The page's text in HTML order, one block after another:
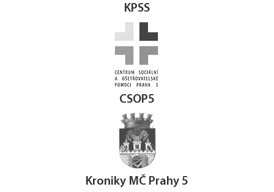
KPSS
CSOP5
Kroniky MČ Prahy 5